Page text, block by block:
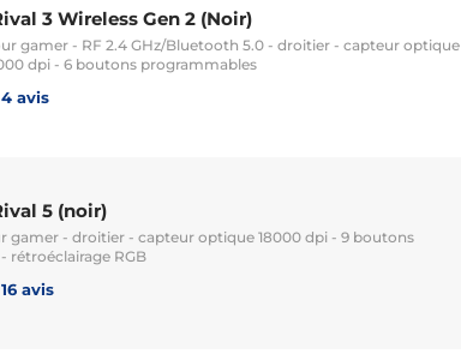
3 Wireless Gen 2 (Noir)
gamer - RF 2.4 GHz/Bluetooth 5.0 - droitier - capteur optique
dpi - 6 boutons programmables
4 avis
5 (noir)
gamer - droitier - capteur optique 18000 dpi - 9 boutons
rétroéclairage RGB
16 avis